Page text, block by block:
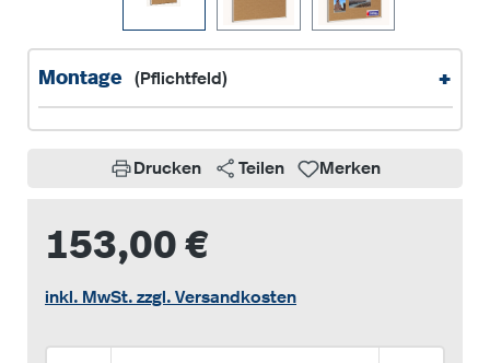
Montage (Pflichtfeld) +
Drucken Teilen Merken
153,00 €
inkl. MwSt. zzgl. Versandkosten